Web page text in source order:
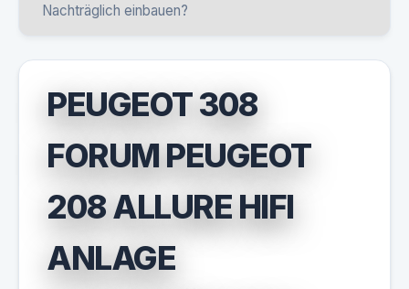
Nachträglich einbauen?
PEUGEOT 308
FORUM PEUGEOT
208 ALLURE HIFI
ANLAGE